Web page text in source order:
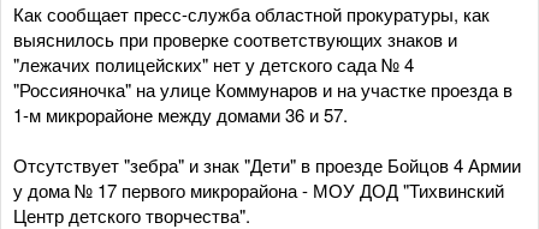
Как сообщает пресс-служба областной прокуратуры, как
выяснилось при проверке соответствующих знаков и
"лежачих полицейских" нет у детского сада № 4
"Россияночка" на улице Коммунаров и на участке проезда в
1-м микрорайоне между домами 36 и 57.
Отсутствует "зебра" и знак "Дети" в проезде Бойцов 4 Армии
у дома № 17 первого микрорайона - МОУ ДОД "Тихвинский
Центр детского творчества".